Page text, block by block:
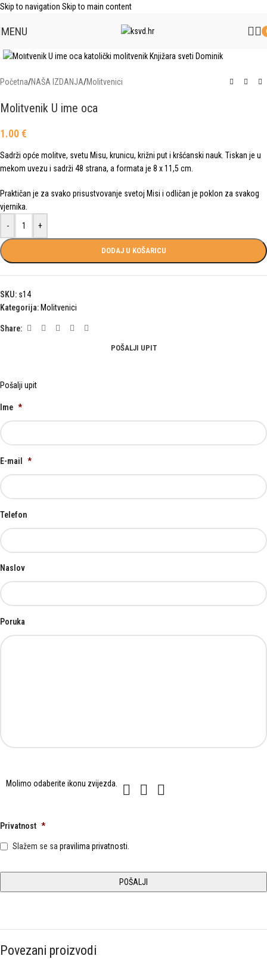
Skip to navigation Skip to main content
MENU
Početna/NAŠA IZDANJA/Molitvenici
Molitvenik U ime oca
1.00€
Sadrži opće molitve, svetu Misu, krunicu, križni put i kršćanski nauk. Tiskan je u
mekom uvezu i sadrži 48 strana, a formata je 8 x 11,5 cm.
Praktičan je za svako prisustvovanje svetoj Misi i odličan je poklon za svakog
vjernika.
-
+
DODAJ U KOŠARICU
SKU: s14
Kategorija: Molitvenici
Share:
POŠALJI UPIT
Pošalji upit
Ime *
E-mail *
Telefon
Naslov
Poruka
Molimo odaberite ikonu zvijezda. Molimo
odaberite
1 2
Privatnost *
Slažem se sapravilima privatnosti.
Povezani proizvodi